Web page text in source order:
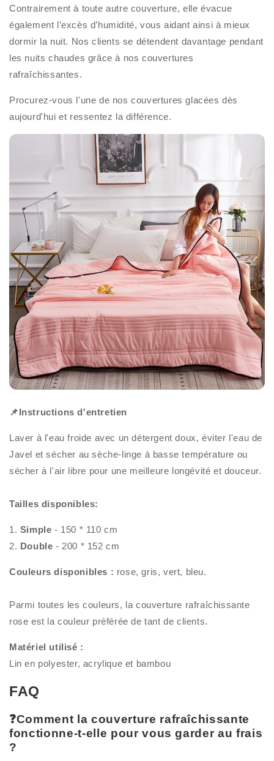
Contrairement à toute autre couverture, elle évacue
également l’excès d’humidité, vous aidant ainsi à mieux
dormir la nuit. Nos clients se détendent davantage pendant
les nuits chaudes grâce à nos couvertures
rafraîchissantes.
Procurez-vous l'une de nos couvertures glacées dès
aujourd'hui et ressentez la différence.
📌Instructions d'entretien
Laver à l'eau froide avec un détergent doux, éviter l'eau de
Javel et sécher au sèche-linge à basse température ou
sécher à l'air libre pour une meilleure longévité et douceur.
Tailles disponibles:
1. Simple - 150 * 110 cm
2. Double - 200 * 152 cm
Couleurs disponibles : rose, gris, vert, bleu.
Parmi toutes les couleurs, la couverture rafraîchissante
rose est la couleur préférée de tant de clients.
Matériel utilisé :
Lin en polyester, acrylique et bambou
FAQ
❓Comment la couverture rafraîchissante
fonctionne-t-elle pour vous garder au frais
?